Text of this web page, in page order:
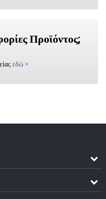
Προϊόντος;
εδώ >